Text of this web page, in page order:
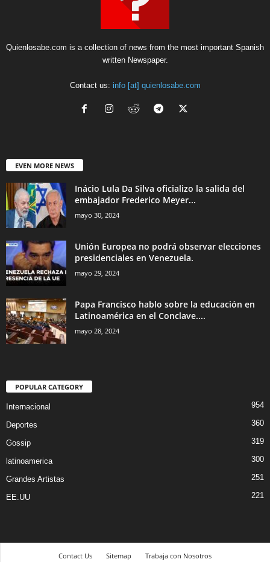
Quienlosabe.com is a collection of news from the most important Spanish
written Newspaper.
Contact us: info [at] quienlosabe.com
EVEN MORE NEWS
Inácio Lula Da Silva oficializo la salida del
embajador Frederico Meyer...
mayo 30, 2024
Unión Europea no podrá observar elecciones
presidenciales en Venezuela.
mayo 29, 2024
Papa Francisco hablo sobre la educación en
Latinoamérica en el Conclave....
mayo 28, 2024
POPULAR CATEGORY
Internacional 954
Deportes 360
Gossip 319
latinoamerica 300
Grandes Artistas 251
EE.UU 221
Contact Us Sitemap Trabaja con Nosotros